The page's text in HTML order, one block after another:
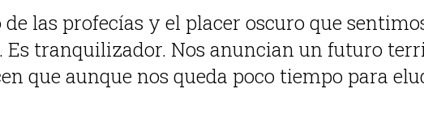
las profecías y el placer oscuro que
Es tranquilizador. Nos anuncian un futuro
que aunque nos queda poco tiempo para